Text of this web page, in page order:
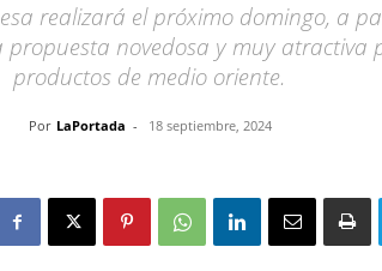
realizará el próximo domingo, a
propuesta novedosa y muy
productos de medio oriente.
Por LaPortada - 18 septiembre, 2024